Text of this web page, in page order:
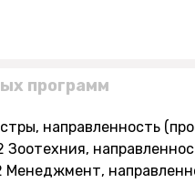
программ
направленность